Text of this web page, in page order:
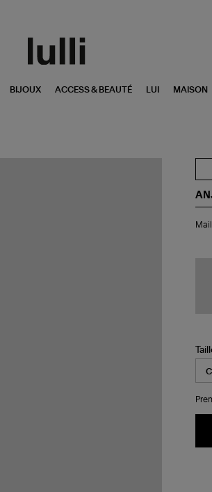
BIJOUX ACCESS & BEAUTÉ LUI MAISON
de